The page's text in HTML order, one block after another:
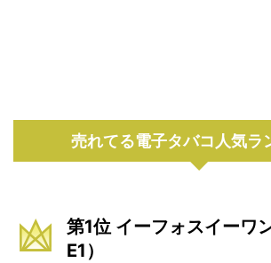
売れてる電子タバコ人気ラ
第1位 イーフォスイーワ
E1）